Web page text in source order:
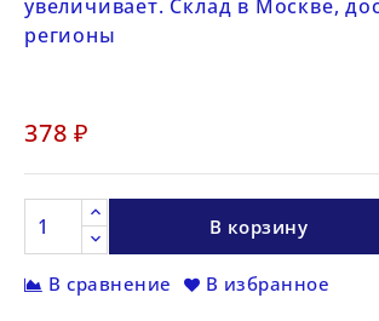
увеличивает. Склад в Москве,
регионы
378 ₽
В корзину
В сравнение В избранное